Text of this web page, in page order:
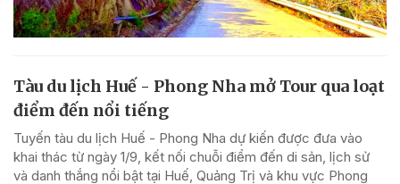
Tàu du lịch Huế - Phong Nha mở Tour qua loạt
điểm đến nổi tiếng
Tuyến tàu du lịch Huế - Phong Nha dự kiến được đưa vào
khai thác từ ngày 1/9, kết nối chuỗi điểm đến di sản, lịch sử
và danh thắng nổi bật tại Huế, Quảng Trị và khu vực Phong